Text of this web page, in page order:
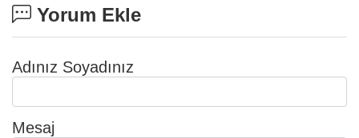
Yorum Ekle
Adınız Soyadınız
Mesaj